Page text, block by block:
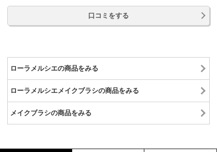
口コミをする
ローラメルシエの商品をみる
ローラメルシエメイクブラシの商品をみる
メイクブラシの商品をみる